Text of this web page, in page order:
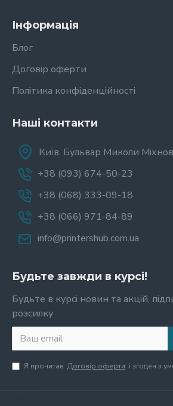
Інформація
Блог
Договір оферти
Політика конфіденційності
Наші контакти
Київ, Бульвар Миколи
+38 (093) 674-50-23
+38 (068) 333-09-18
+38 (066) 971-84-89
info@printershub.com.ua
Будьте завжди в курсі!
Будьте в курсі новин та акцій,
розсилку
Я прочитав Договір оферти і згоден з